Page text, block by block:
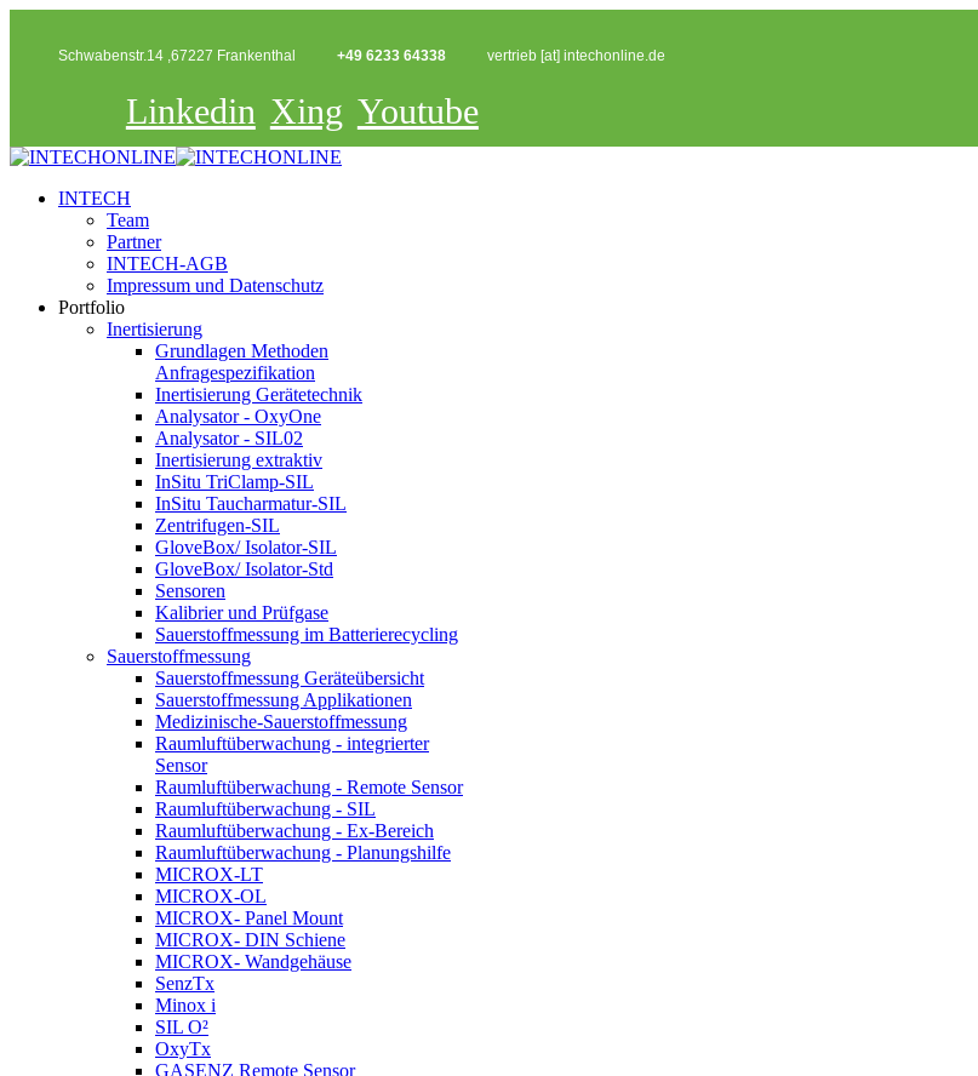
Schwabenstr.14 ,67227 Frankenthal +49 6233 64338 vertrieb [at] intechonline.de
Linkedin Xing Youtube
INTECH
Team
Partner
INTECH-AGB
Impressum und Datenschutz
Portfolio
Inertisierung
Grundlagen Methoden
Anfragespezifikation
Inertisierung Gerätetechnik
Analysator - OxyOne
Analysator - SIL02
Inertisierung extraktiv
InSitu TriClamp-SIL
InSitu Taucharmatur-SIL
Zentrifugen-SIL
GloveBox/ Isolator-SIL
GloveBox/ Isolator-Std
Sensoren
Kalibrier und Prüfgase
Sauerstoffmessung im Batterierecycling
Sauerstoffmessung
Sauerstoffmessung Geräteübersicht
Sauerstoffmessung Applikationen
Medizinische-Sauerstoffmessung
Raumluftüberwachung - integrierter
Sensor
Raumluftüberwachung - Remote Sensor
Raumluftüberwachung - SIL
Raumluftüberwachung - Ex-Bereich
Raumluftüberwachung - Planungshilfe
MICROX-LT
MICROX-OL
MICROX- Panel Mount
MICROX- DIN Schiene
MICROX- Wandgehäuse
SenzTx
Minox i
SIL O²
OxyTx
GASENZ Remote Sensor